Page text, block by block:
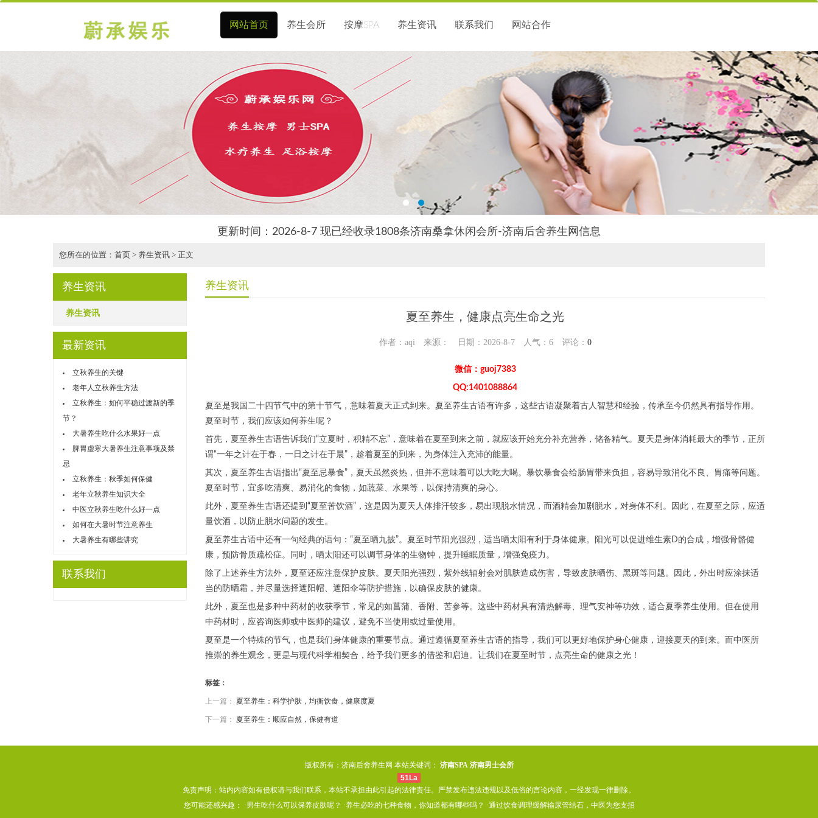
网站首页 养生会所 按摩SPA 养生资讯 联系我们 网站合作
更新时间：2026-8-7 现已经收录1808条济南桑拿休闲会所-济南后舍养生网信息
您所在的位置： 首页 > 养生资讯 > 正文
养生资讯
养生资讯
最新资讯
立秋养生的关键
老年人立秋养生方法
立秋养生：如何平稳过渡新的季
节？
大暑养生吃什么水果好一点
脾胃虚寒大暑养生注意事项及禁
忌
立秋养生：秋季如何保健
老年立秋养生知识大全
中医立秋养生吃什么好一点
如何在大暑时节注意养生
大暑养生有哪些讲究
联系我们
养生资讯
夏至养生，健康点亮生命之光
作者：aqi 来源： 日期：2026-8-7 人气： 6评论： 0
微信：guoj7383
QQ:1401088864
夏至是我国二十四节气中的第十节气，意味着夏天正式到来。夏至养生古语有许多，这些古语凝聚着古人智慧和经验，传承至今仍然具有指导作用。
夏至时节，我们应该如何养生呢？
首先，夏至养生古语告诉我们“立夏时，积精不忘”，意味着在夏至到来之前，就应该开始充分补充营养，储备精气。夏天是身体消耗最大的季节，正所
谓“一年之计在于春，一日之计在于晨”，趁着夏至的到来，为身体注入充沛的能量。
其次，夏至养生古语指出“夏至忌暴食”，夏天虽然炎热，但并不意味着可以大吃大喝。暴饮暴食会给肠胃带来负担，容易导致消化不良、胃痛等问题。
夏至时节，宜多吃清爽、易消化的食物，如蔬菜、水果等，以保持清爽的身心。
此外，夏至养生古语还提到“夏至苦饮酒”，这是因为夏天人体排汗较多，易出现脱水情况，而酒精会加剧脱水，对身体不利。因此，在夏至之际，应适
量饮酒，以防止脱水问题的发生。
夏至养生古语中还有一句经典的语句：“夏至晒九披”。夏至时节阳光强烈，适当晒太阳有利于身体健康。阳光可以促进维生素D的合成，增强骨骼健
康，预防骨质疏松症。同时，晒太阳还可以调节身体的生物钟，提升睡眠质量，增强免疫力。
除了上述养生方法外，夏至还应注意保护皮肤。夏天阳光强烈，紫外线辐射会对肌肤造成伤害，导致皮肤晒伤、黑斑等问题。因此，外出时应涂抹适
当的防晒霜，并尽量选择遮阳帽、遮阳伞等防护措施，以确保皮肤的健康。
此外，夏至也是多种中药材的收获季节，常见的如菖蒲、香附、苦参等。这些中药材具有清热解毒、理气安神等功效，适合夏季养生使用。但在使用
中药材时，应咨询医师或中医师的建议，避免不当使用或过量使用。
夏至是一个特殊的节气，也是我们身体健康的重要节点。通过遵循夏至养生古语的指导，我们可以更好地保护身心健康，迎接夏天的到来。而中医所
推崇的养生观念，更是与现代科学相契合，给予我们更多的借鉴和启迪。让我们在夏至时节，点亮生命的健康之光！
标签：
上一篇： 夏至养生：科学护肤，均衡饮食，健康度夏
下一篇： 夏至养生：顺应自然，保健有道
版权所有：济南后舍养生网 本站关键词： 济南SPA 济南男士会所
51La
免责声明：站内内容如有侵权请与我们联系，本站不承担由此引起的法律责任。严禁发布违法违规以及低俗的言论内容，一经发现一律删除。
您可能还感兴趣： ·男生吃什么可以保养皮肤呢？ ·养生必吃的七种食物，你知道都有哪些吗？ ·通过饮食调理缓解输尿管结石，中医为您支招